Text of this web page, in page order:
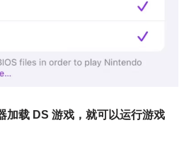
加载 DS 游戏，就可以运行游戏